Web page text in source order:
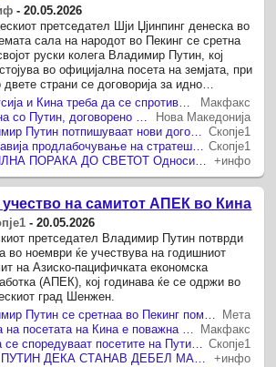
-20.05.2026
претседател Шји Џјинпинг денеска во
сала на народот во Пекинг се сретна
руски колега Владимир Путин, кој
во официјална посета на земјата, при
двете страни се договорија за идно
на договорот за ...
Макфакс
Нова Македонија
Скопје1
Скопје1
+инфо
на самитот АПЕК во Кина
-20.05.2026
претседател Владимир Путин потврди
во ноември ќе учествува на годишниот
на Азиско-пацифичката економска
(АПЕК), кој годинава ќе се одржи во
град Шенжен.
Си Џинпинг и Владимир Путин се сретнаа во Пекинг помалку од една недела по посетата на Трамп
Мета
Кремљ: Содржината на посетата на Кина е поважна од церемонијата
Макфакс
Песков: Не треба да се споредуваат посетите на Путин и Трамп во Пекинг Скопје1
„ЌЕ МУ КАЖАМ НА ПУТИН ДЕКА СТАНАВ ДЕБЕЛ МАЖ“ Рускиот лидер повторно ќе се сретне со момчето од старата фотографија
+инфо